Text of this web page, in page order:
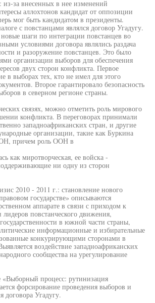
из-за внесенных в нее изменений
аллохтонов кандидат от оппозиции
мог быть кандидатом в президенты.
с повстанцами являлся договор Угадугу.
шаги по интеграции повстанцев во
условиями договора являлись раздача
и разоружение повстанцев. Это было
организации выборов для обеспечения
двух сторон конфликта. Первое
в выборах тех, кто не имел для этого
Второе гарантировало безопасность
в северном регионе страны.
связях, можно отметить роль мирового
конфликта. В переговорах принимали
западноафриканских стран, и другие
организации, такие как Буркина
причем роль ООН в
как миротворческая, ее войска -
ни одну из сторон
2010 - 2011 г.: становление нового
государстве» описываются
аппарате в связи с приходом к
повстанческого движения,
в южной части страны,
информационные и избирательные
конкурирующими сторонами в
воздействие западноафриканских
сообщества на урегулирование
«Выборный процесс: рутинизация
форсирование проведения выборов и
договора Угадугу.